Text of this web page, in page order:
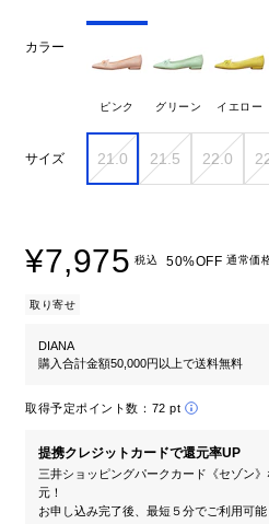
カラー
ピンク グリーン イエロー
サイズ 21.0 21.5 22.0
¥7,975 税込 50%OFF 通常価
取り寄せ
DIANA
購入合計金額50,000円以上で送料無料
取得予定ポイント数： 72 pt
提携クレジットカードで還元率UP
三井ショッピングパークカード《セゾン
元！
お申し込み完了後、最短５分でご利用可能